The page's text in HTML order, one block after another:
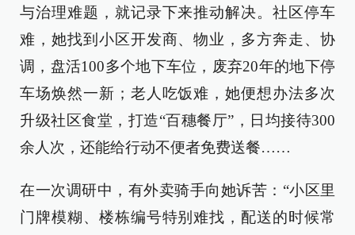
与治理难题，就记录下来推动解决。社区停车
难，她找到小区开发商、物业，多方奔走、协
调，盘活100多个地下车位，废弃20年的地下停
车场焕然一新；老人吃饭难，她便想办法多次
升级社区食堂，打造“百穗餐厅”，日均接待300
余人次，还能给行动不便者免费送餐……
在一次调研中，有外卖骑手向她诉苦：“小区里
门牌模糊、楼栋编号特别难找，配送的时候常